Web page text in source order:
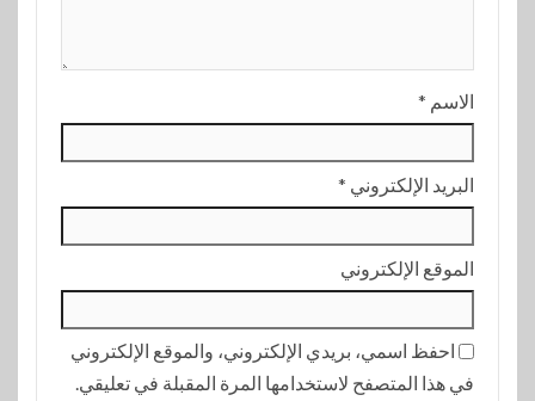
الاسم *
البريد الإلكتروني *
الموقع الإلكتروني
احفظ اسمي، بريدي الإلكتروني، والموقع الإلكتروني
في هذا المتصفح لاستخدامها المرة المقبلة في تعليقي.